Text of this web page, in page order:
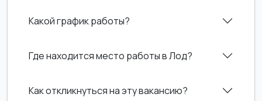
Какой график работы?
Где находится место работы в Лод?
Как откликнуться на эту вакансию?